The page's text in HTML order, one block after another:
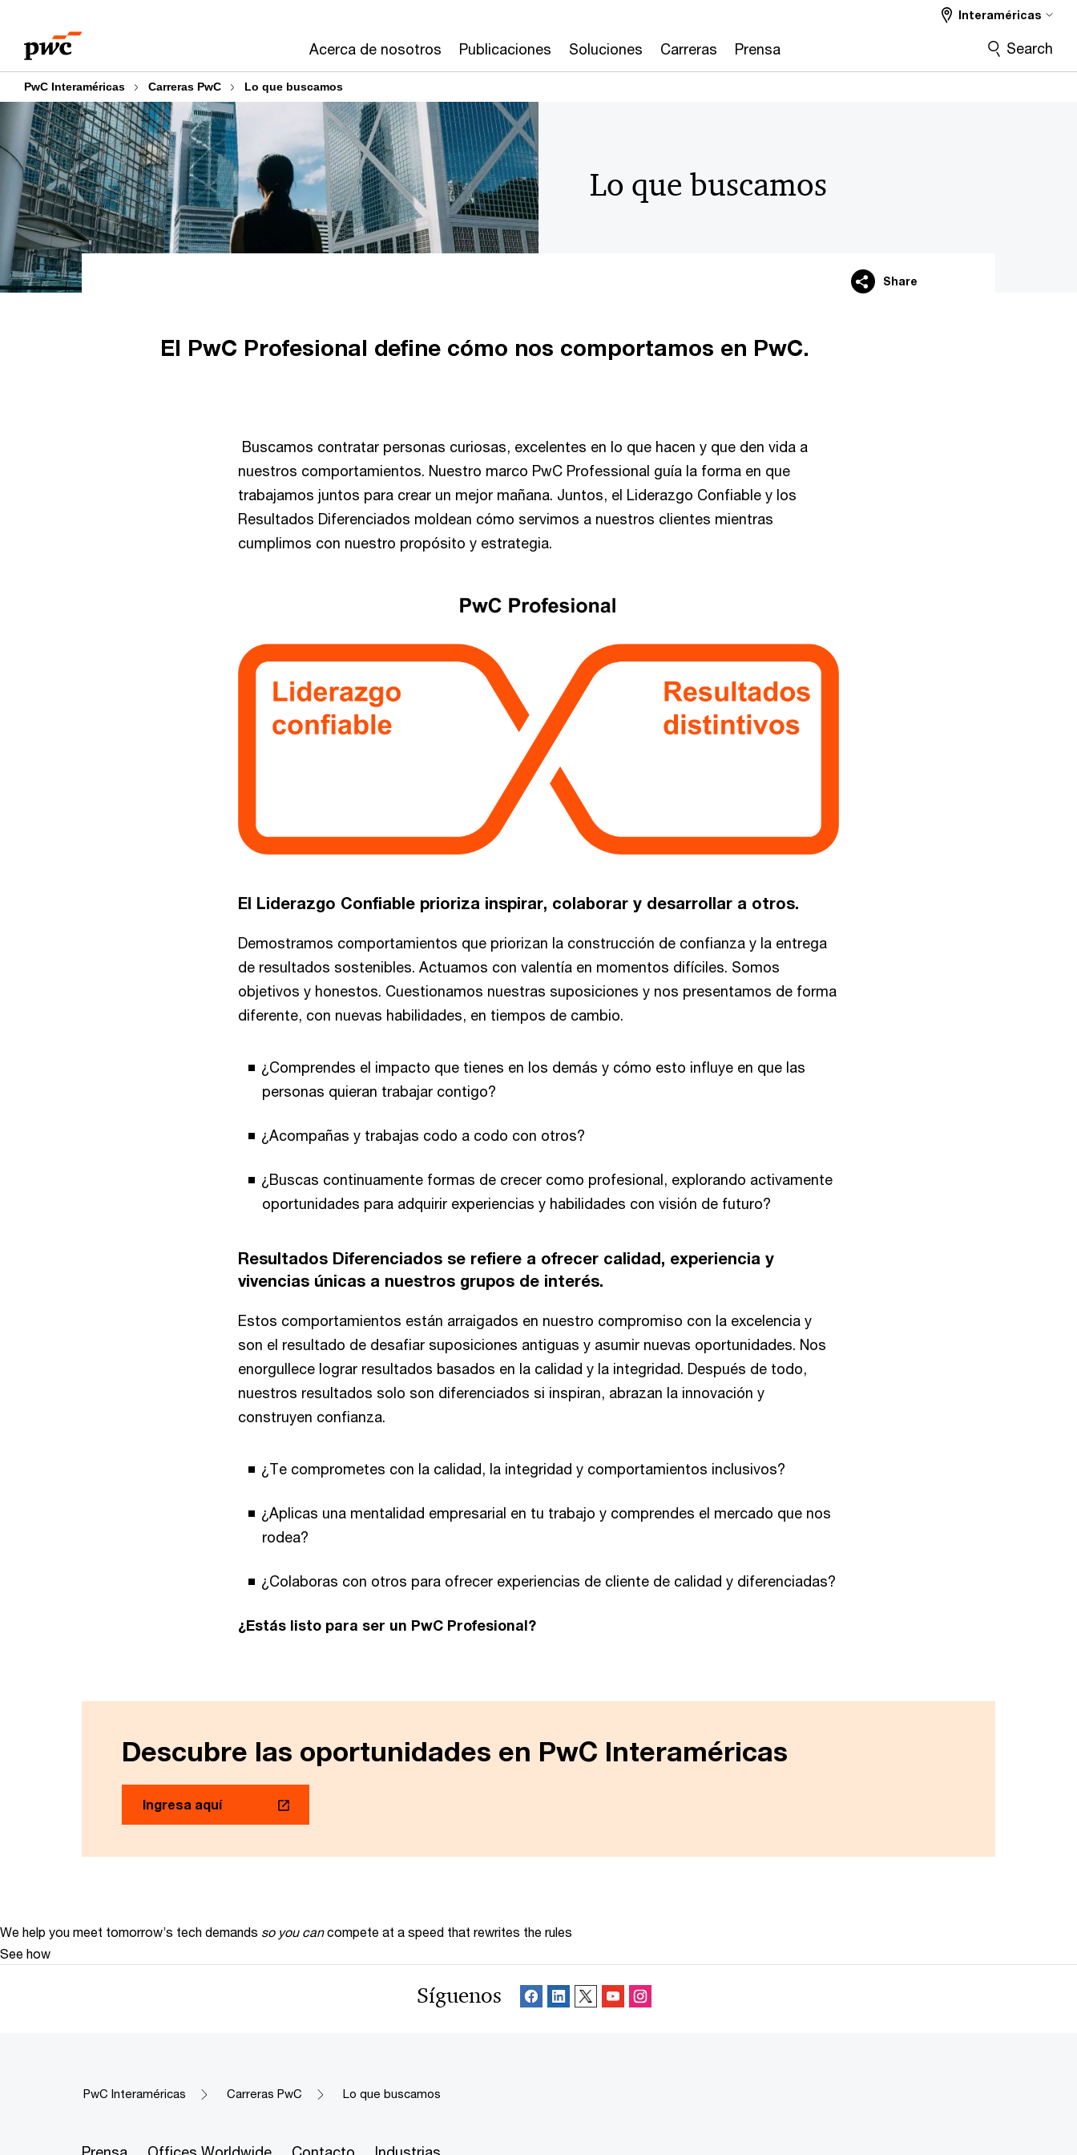
content
footer
Acerca de nosotros Publicaciones Soluciones Carreras Prensa
Interaméricas
Search
PwC Interaméricas Carreras PwC Lo que buscamos
Lo que buscamos
Share
El PwC Profesional define cómo nos comportamos en PwC.
Buscamos contratar personas curiosas, excelentes en lo que hacen y que den vida a
nuestros comportamientos. Nuestro marco PwC Professional guía la forma en que
trabajamos juntos para crear un mejor mañana. Juntos, el Liderazgo Confiable y los
Resultados Diferenciados moldean cómo servimos a nuestros clientes mientras
cumplimos con nuestro propósito y estrategia.
El Liderazgo Confiable prioriza inspirar, colaborar y desarrollar a otros.
Demostramos comportamientos que priorizan la construcción de confianza y la entrega
de resultados sostenibles. Actuamos con valentía en momentos difíciles. Somos
objetivos y honestos. Cuestionamos nuestras suposiciones y nos presentamos de forma
diferente, con nuevas habilidades, en tiempos de cambio.
¿Comprendes el impacto que tienes en los demás y cómo esto influye en que las
personas quieran trabajar contigo?
¿Acompañas y trabajas codo a codo con otros?
¿Buscas continuamente formas de crecer como profesional, explorando activamente
oportunidades para adquirir experiencias y habilidades con visión de futuro?
Resultados Diferenciados se refiere a ofrecer calidad, experiencia y
vivencias únicas a nuestros grupos de interés.
Estos comportamientos están arraigados en nuestro compromiso con la excelencia y
son el resultado de desafiar suposiciones antiguas y asumir nuevas oportunidades. Nos
enorgullece lograr resultados basados en la calidad y la integridad. Después de todo,
nuestros resultados solo son diferenciados si inspiran, abrazan la innovación y
construyen confianza.
¿Te comprometes con la calidad, la integridad y comportamientos inclusivos?
¿Aplicas una mentalidad empresarial en tu trabajo y comprendes el mercado que nos
rodea?
¿Colaboras con otros para ofrecer experiencias de cliente de calidad y diferenciadas?
¿Estás listo para ser un PwC Profesional?
Descubre las oportunidades en PwC Interaméricas
Ingresa aquí
We help you meet tomorrow’s tech demands so you can compete at a speed that rewrites the rules
See how
Síguenos
PwC Interaméricas Carreras PwC Lo que buscamos